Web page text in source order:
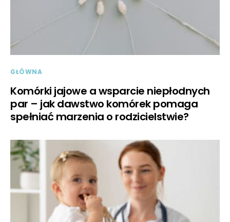
GŁÓWNA
Komórki jajowe a wsparcie niepłodnych
par – jak dawstwo komórek pomaga
spełniać marzenia o rodzicielstwie?